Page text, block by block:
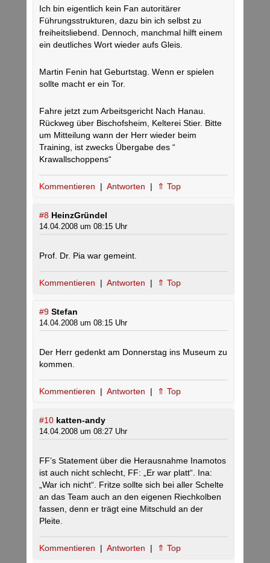
Ich bin eigentlich kein Fan autoritärer
Führungsstrukturen, dazu bin ich selbst zu
freiheitsliebend. Dennoch, manchmal hilft einem
ein deutliches Wort wieder aufs Gleis.
Martin Fenin hat Geburtstag. Wenn er spielen
sollte macht er ein Tor.
Fahre jetzt zum Arbeitsgericht Nach Hanau.
Rückweg über Bischofsheim, Kelterei Stier. Bitte
um Mitteilung wann der Herr wieder beim
Training, ist zwecks Übergabe des “
Krawallschoppens“
Kommentieren | Antworten | ⇑ Top
#8 HeinzGründel
14.04.2008 um 08:15 Uhr
Prof. Dr. Pia war gemeint.
Kommentieren | Antworten | ⇑ Top
#9 Stefan
14.04.2008 um 08:15 Uhr
Der Herr gedenkt am Donnerstag ins Museum zu
kommen.
Kommentieren | Antworten | ⇑ Top
#10 katten-andy
14.04.2008 um 08:27 Uhr
FF’s Statement über die Herausnahme Inamotos
ist auch nicht schlecht, FF: „Er war platt“. Ina:
„War ich nicht“. Fritze sollte sich bei aller Schelte
an das Team auch an den eigenen Riechkolben
fassen, denn er trägt eine Mitschuld an der
Pleite.
Kommentieren | Antworten | ⇑ Top